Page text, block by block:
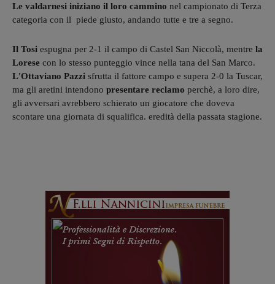
Le valdarnesi iniziano il loro cammino nel campionato di Terza
categoria con il piede giusto, andando tutte e tre a segno.
Il Tosi espugna per 2-1 il campo di Castel San Niccolà, mentre la
Lorese con lo stesso punteggio vince nella tana del San Marco.
L'Ottaviano Pazzi sfrutta il fattore campo e supera 2-0 la Tuscar,
ma gli aretini intendono presentare reclamo perchè, a loro dire,
gli avversari avrebbero schierato un giocatore che doveva
scontare una giornata di squalifica. eredità della passata stagione.